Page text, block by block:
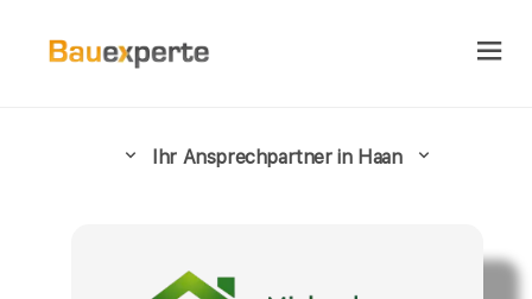
Ihr Ansprechpartner in Haan